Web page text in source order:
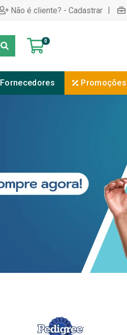
Não é cliente? - Cadastrar |
0
Fornecedores Promoções